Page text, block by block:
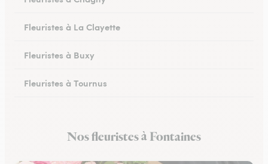
Fleuristes à La Clayette
Fleuristes à Buxy
Fleuristes à Tournus
Fleuristes au Creusot
Nos fleuristes à Fontaines